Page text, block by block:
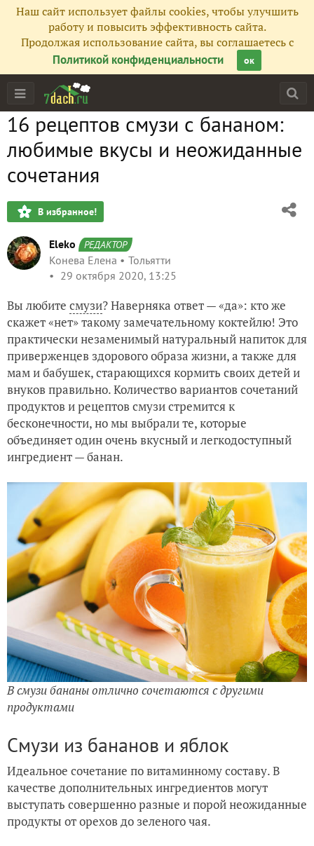
Наш сайт использует файлы cookies, чтобы улучшить
работу и повысить эффективность сайта.
Продолжая использование сайта, вы соглашаетесь с
Политикой конфиденциальности
ок
16 рецептов смузи с бананом:
любимые вкусы и неожиданные
сочетания
В избранное!
Eleko РЕДАКТОР
Конева Елена
Тольятти
29 октября 2020, 13:25
Вы любите смузи? Наверняка ответ — «да»: кто же
скажет «нет» такому замечательному коктейлю! Это
практически незаменимый натуральный напиток для
приверженцев здорового образа жизни, а также для
мам и бабушек, старающихся кормить своих детей и
внуков правильно. Количество вариантов сочетаний
продуктов и рецептов смузи стремится к
бесконечности, но мы выбрали те, которые
объединяет один очень вкусный и легкодоступный
ингредиент — банан.
В смузи бананы отлично сочетаются с другими
продуктами
Смузи из бананов и яблок
Идеальное сочетание по витаминному составу. В
качестве дополнительных ингредиентов могут
выступать совершенно разные и порой неожиданные
продукты от орехов до зеленого чая.